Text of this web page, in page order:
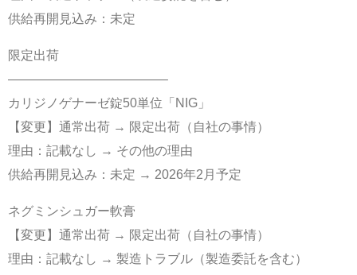
供給再開見込み：未定
限定出荷
————————————–
カリジノゲナーゼ錠50単位「NIG」
【変更】通常出荷 → 限定出荷（自社の事情）
理由：記載なし → その他の理由
供給再開見込み：未定 → 2026年2月予定
ネグミンシュガー軟膏
【変更】通常出荷 → 限定出荷（自社の事情）
理由：記載なし → 製造トラブル（製造委託を含む）